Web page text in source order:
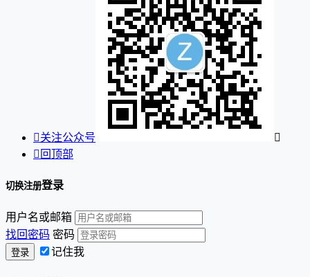
关注公众号

 回顶部
切换注册登录
用户名或邮箱
找回密码 密码
记住我